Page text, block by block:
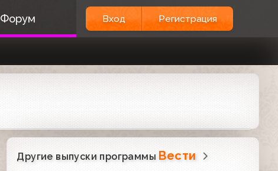
Форум Вход Регистрация
Другие выпуски программы Вести